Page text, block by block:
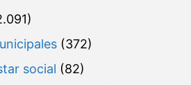
(372)
social (82)